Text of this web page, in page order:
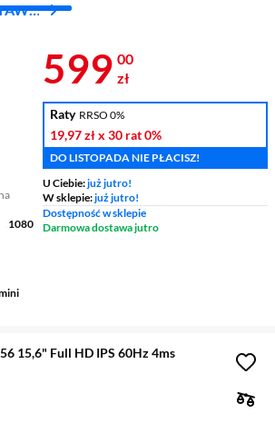
pdf
w nowym oknie)
1080
Cena 599 zł
599 00
zł
Raty RRSO 0%
19,97 złx 30 rat0%
DO LISTOPADA NIE PŁACISZ!
U Ciebie:już jutro!
W sklepie:już jutro!
Dostępność w sklepie
Darmowa dostawa jutro
15,6" Full HD IPS 60Hz 4ms